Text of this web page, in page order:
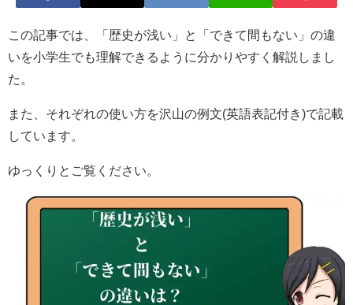
この記事では、「歴史が浅い」と「できて間もない」の違
いを小学生でも理解できるように分かりやすく解説しまし
た。
また、それぞれの使い方を沢山の例文(英語表記付き)で記載
しています。
ゆっくりとご覧ください。